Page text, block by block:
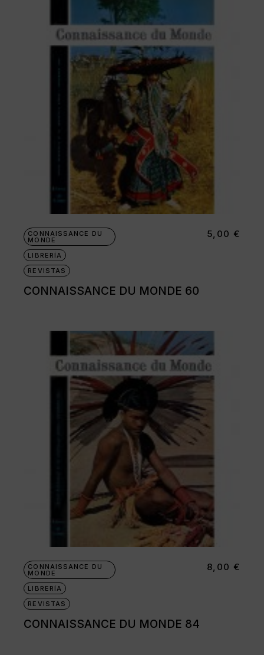
CONNAISSANCE DU
MONDE
LIBRERÍA
REVISTAS
CONNAISSANCE DU MONDE 60
5,00 €
CONNAISSANCE DU
MONDE
LIBRERÍA
REVISTAS
CONNAISSANCE DU MONDE 84
8,00 €